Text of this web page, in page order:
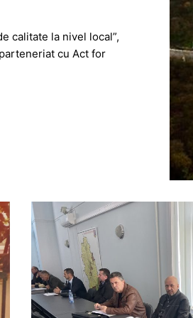
calitate la nivel local”,
cu Act for